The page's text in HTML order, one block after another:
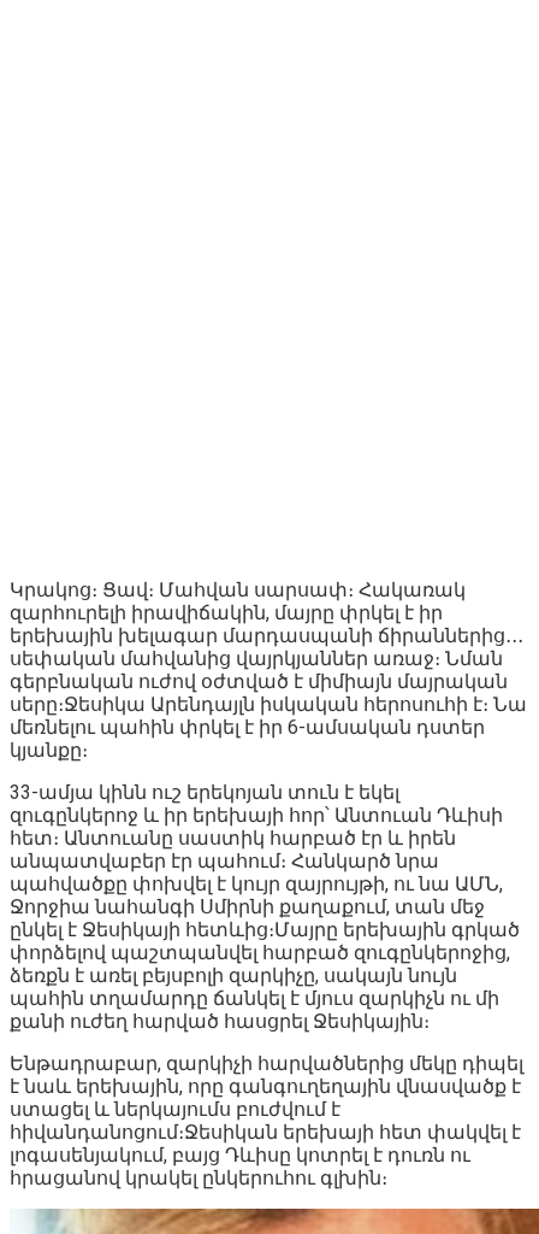
Կրակոց։ Ցավ։ Մահվան սարսափ։ Հակառակ
զարհուրելի իրավիճակին, մայրը փրկել է իր
երեխային խելագար մարդասպանի ճիրաններից․․․
սեփական մահվանից վայրկյաններ առաջ։ Նման
գերբնական ուժով օժտված է միմիայն մայրական
սերը։Ջեսիկա Արենդայլն իսկական հերոսուհի է։ Նա
մեռնելու պահին փրկել է իր 6-ամսական դստեր
կյանքը։
33-ամյա կինն ուշ երեկոյան տուն է եկել
զուգընկերոջ և իր երեխայի հոր՝ Անտուան Դևիսի
հետ։ Անտուանը սաստիկ հարբած էր և իրեն
անպատվաբեր էր պահում։ Հանկարծ նրա
պահվածքը փոխվել է կույր զայրույթի, ու նա ԱՄՆ,
Ջորջիա նահանգի Սմիրնի քաղաքում, տան մեջ
ընկել է Ջեսիկայի հետևից։Մայրը երեխային գրկած
փորձելով պաշտպանվել հարբած զուգընկերոջից,
ձեռքն է առել բեյսբոլի զարկիչը, սակայն նույն
պահին տղամարդը ճանկել է մյուս զարկիչն ու մի
քանի ուժեղ հարված հասցրել Ջեսիկային։
Ենթադրաբար, զարկիչի հարվածներից մեկը դիպել
է նաև երեխային, որը գանգուղեղային վնասվածք է
ստացել և ներկայումս բուժվում է
հիվանդանոցում։Ջեսիկան երեխայի հետ փակվել է
լոգասենյակում, բայց Դևիսը կոտրել է դուռն ու
հրացանով կրակել ընկերուհու գլխին։